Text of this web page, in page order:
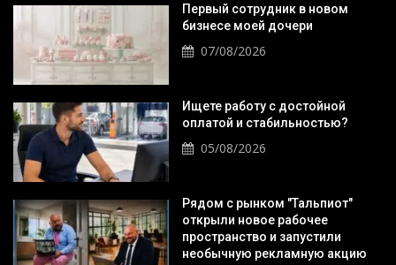
Первый сотрудник в новом
бизнесе моей дочери
07/08/2026
Ищете работу с достойной
оплатой и стабильностью?
05/08/2026
Рядом с рынком "Тальпиот"
открыли новое рабочее
пространство и запустили
необычную рекламную акцию